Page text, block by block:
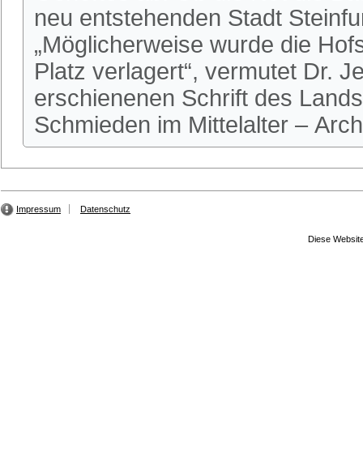
neu entstehenden Stadt
„Möglicherweise wurde die
Platz verlagert“, vermutet Dr.
erschienenen Schrift des
Schmieden im Mittelalter –
Impressum Datenschutz
Diese